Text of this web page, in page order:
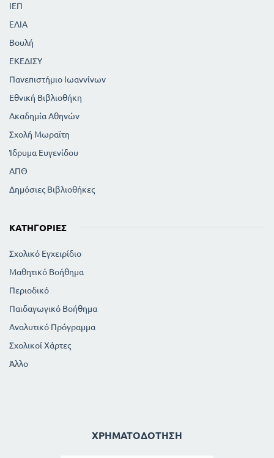
ΙΕΠ
ΕΛΙΑ
Βουλή
ΕΚΕΔΙΣΥ
Πανεπιστήμιο Ιωαννίνων
Εθνική Βιβλιοθήκη
Ακαδημία Αθηνών
Σχολή Μωραϊτη
Ίδρυμα Ευγενίδου
ΑΠΘ
Δημόσιες Βιβλιοθήκες
ΚΑΤΗΓΟΡΊΕΣ
Σχολικό Εγχειρίδιο
Μαθητικό Βοήθημα
Περιοδικό
Παιδαγωγικό Βοήθημα
Αναλυτικό Πρόγραμμα
Σχολικοί Χάρτες
Άλλο
ΧΡΗΜΑΤΟΔΌΤΗΣΗ